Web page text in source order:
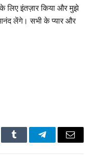
लिए इंतज़ार किया और मुझे
लेंगे। सभी के प्यार और
Tumblr TelegramEmail